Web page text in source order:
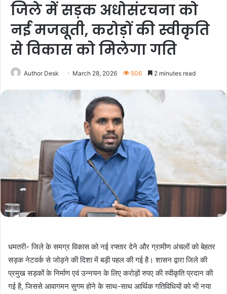
जिले में सड़क अधोसंरचना को
नई मजबूती, करोड़ों की स्वीकृति
से विकास को मिलेगा गति
Author Desk March 28, 2026 506 2 minutes read
धमतरी- जिले के समग्र विकास को नई रफ्तार देने और ग्रामीण अंचलों को बेहतर
सड़क नेटवर्क से जोड़ने की दिशा में बड़ी पहल की गई है। शासन द्वारा जिले की
प्रमुख सड़कों के निर्माण एवं उन्नयन के लिए करोड़ों रुपए की स्वीकृति प्रदान की
गई है, जिससे आवागमन सुगम होने के साथ-साथ आर्थिक गतिविधियों को भी नया